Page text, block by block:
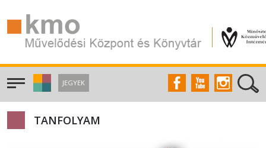
JEGYEK
TANFOLYAM